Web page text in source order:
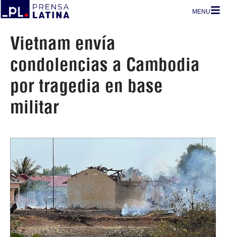
MENU
Vietnam envía
condolencias a Cambodia
por tragedia en base
militar